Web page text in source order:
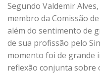
Segundo Valdemir
membro da Comissão
além do sentimento de
de sua profissão pelo
momento foi de grande
reflexão conjunta sobre